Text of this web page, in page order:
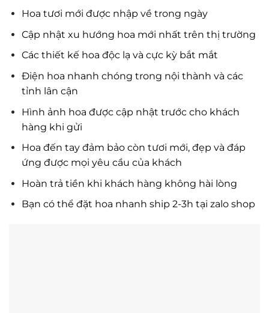
Hoa tươi mới được nhập về trong ngày
Cập nhật xu hướng hoa mới nhất trên thị trường
Các thiết kế hoa độc lạ và cực kỳ bắt mắt
Điện hoa nhanh chóng trong nội thành và các
tỉnh lân cận
Hình ảnh hoa được cập nhật trước cho khách
hàng khi gửi
Hoa đến tay đảm bảo còn tươi mới, đẹp và đáp
ứng được mọi yêu cầu của khách
Hoàn trả tiền khi khách hàng không hài lòng
Bạn có thể đặt hoa nhanh ship 2-3h tại zalo shop